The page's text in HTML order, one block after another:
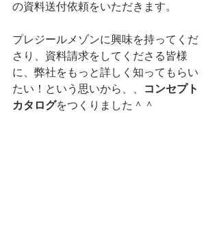
の資料送付依頼をいただきます。
プレジールメゾンに興味を持ってくだ
さり、資料請求をしてくださる皆様
に、弊社をもっと詳しく知ってもらい
たい！という思いから、、 コンセプト
カタログをつくりました＾＾